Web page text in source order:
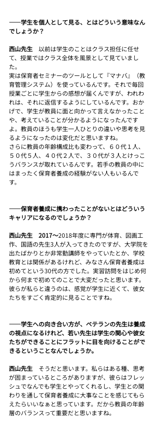
――学生を個人として見る、とはどういう意味なん
でしょうか？
西山先生 以前は学生のことはクラス担任に任せ
て、授業ではクラス全体を風景として見ていまし
た。
実は保育者セミナーのツールとして『マナバ』（教
育管理システム）を使っているんです。それで毎回
授業ごとに学生からの感想が届くんですが、われわ
れは、それに返信するようにしているんです。おか
げで、学生が教員に面と向かって言えなかったこと
や、考えていることが分かるようになったんです
よ。教員のほうも学生一人ひとりの違いや思考を見
るようになったのは変化だと思いますね。
さらに教員の年齢構成比も変わって、６０代１人、
５０代５人、４０代２人で、３０代が３人とけっこ
うバランスが取れているんです。若手の教員の中に
はまったく保育者養成の経験がない人もいるんで
す。
――保育者養成に携わったことがないとはどういう
キャリアになるのでしょうか？
西山先生　2017～2018年度に専門が体育、図画工
作、国語の先生3人が入ってきたのですが、大学院を
出たばかりとか非常勤講師をやっていたとか、学校
教育とは関係があるけれど、みなさん保育者養成は
初めてという30代の方でした。実習訪問をはじめ何
から何まで初めてのことで大変だったと思います。
彼らが私らと違うのは、感覚が学生に近くて、彼女
たちをすごく肯定的に見ることですね。
――学生への向き合い方が、ベテランの先生は養成
の視点になるけれど、若い先生は学生の関心や彼女
たちができることにフラットに目を向けることがで
きるということなんでしょうか。
西山先生 そうだと思います。私らはある種、思考
が固まっているところがありますが、彼らはフレッ
シュでなんでも学生とやってくれるし、学生との関
わりを通して保育者養成に大事なことを感じてもら
えたらいいなぁと思っています。だから教員の年齢
層のバランスって重要だと思いますね。